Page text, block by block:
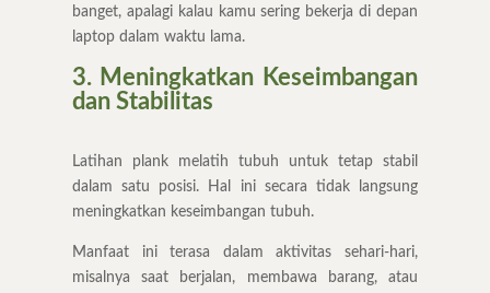
banget, apalagi kalau kamu sering bekerja di depan
laptop dalam waktu lama.
3. Meningkatkan Keseimbangan
dan Stabilitas
Latihan plank melatih tubuh untuk tetap stabil
dalam satu posisi. Hal ini secara tidak langsung
meningkatkan keseimbangan tubuh.
Manfaat ini terasa dalam aktivitas sehari-hari,
misalnya saat berjalan, membawa barang, atau